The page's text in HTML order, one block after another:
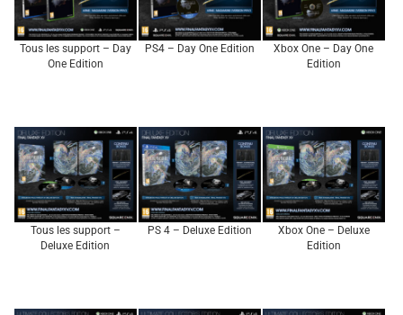
Tous les support – Day
One Edition
PS4 – Day One Edition
Xbox One – Day One
Edition
Tous les support –
Deluxe Edition
PS 4 – Deluxe Edition
Xbox One – Deluxe
Edition